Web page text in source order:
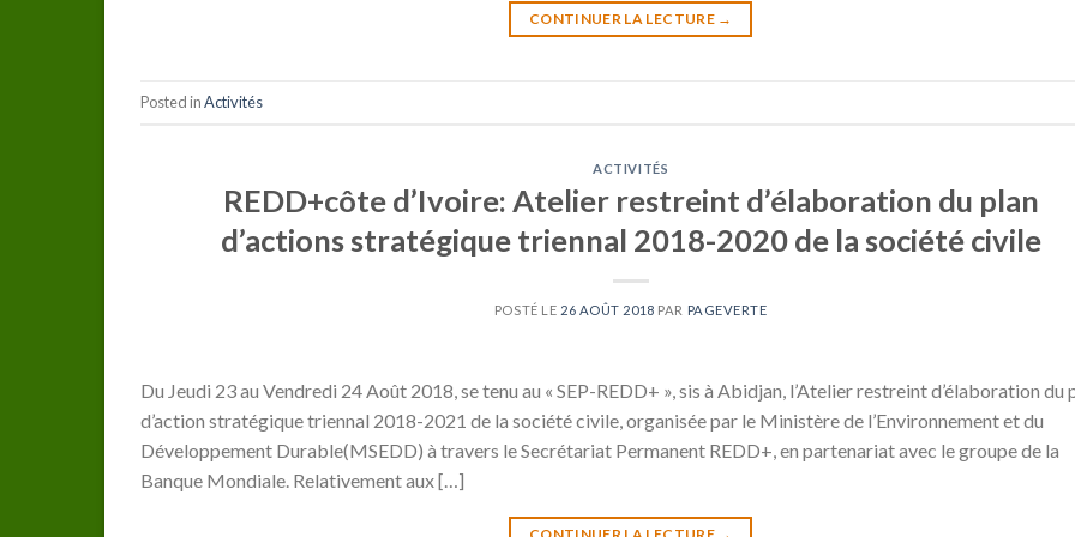
CONTINUER LA LECTURE →
Posted inActivités
ACTIVITÉS
REDD+côte d’Ivoire: Atelier restreint d’élaboration du plan
d’actions stratégique triennal 2018-2020 de la société civile
POSTÉ LE 26 AOÛT 2018 PAR PAGEVERTE
Du Jeudi 23 au Vendredi 24 Août 2018, se tenu au « SEP-REDD+ », sis à Abidjan, l’Atelier restreint d’élaboration du
d’action stratégique triennal 2018-2021 de la société civile, organisée par le Ministère de l’Environnement et du
Développement Durable(MSEDD) à travers le Secrétariat Permanent REDD+, en partenariat avec le groupe de la
Banque Mondiale. Relativement aux […]